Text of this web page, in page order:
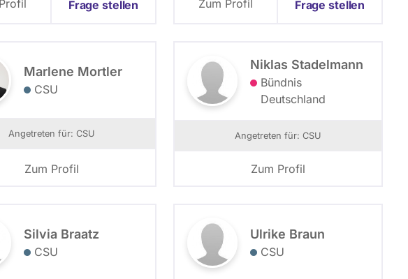
Frage stellen Zum Profil Frage stellen
Marlene Mortler
CSU
Angetreten für: CSU
Zum Profil
Niklas Stadelmann
Bündnis
Deutschland
Angetreten für: CSU
Zum Profil
Silvia Braatz
CSU
Ulrike Braun
CSU